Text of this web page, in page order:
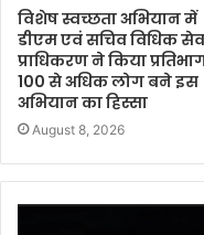
विशेष स्वच्छता अभियान में
डीएम एवं सचिव विधिक
प्राधिकरण ने किया
100 से अधिक लोग बने इस
अभियान का हिस्सा
August 8, 2026